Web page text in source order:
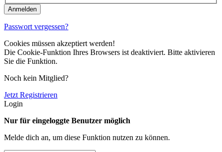
Passwort vergessen?
Cookies müssen akzeptiert werden!
Die Cookie-Funktion Ihres Browsers ist deaktiviert. Bitte aktivieren
Sie die Funktion.
Noch kein Mitglied?
Jetzt Registrieren
Login
Nur für eingeloggte Benutzer möglich
Melde dich an, um diese Funktion nutzen zu können.